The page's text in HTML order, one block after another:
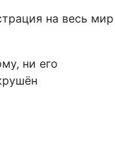
на весь мир
ни его